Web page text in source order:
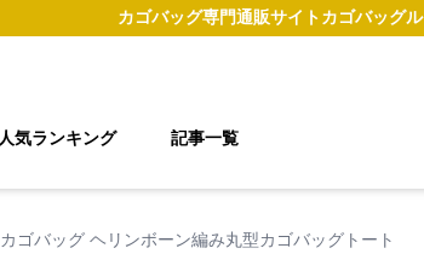
カゴバッグ専門通販サイトカゴバッグル
人気ランキング 記事一覧
カゴバッグ ヘリンボーン編み丸型カゴバッグトート